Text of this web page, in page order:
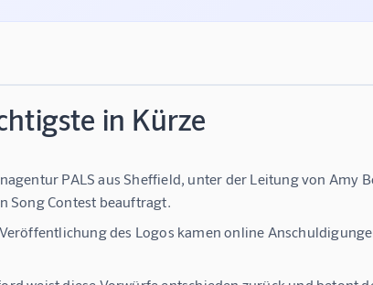
in Kürze
PALS aus Sheffield, unter der Leitung von Amy
Song Contest beauftragt.
des Logos kamen online